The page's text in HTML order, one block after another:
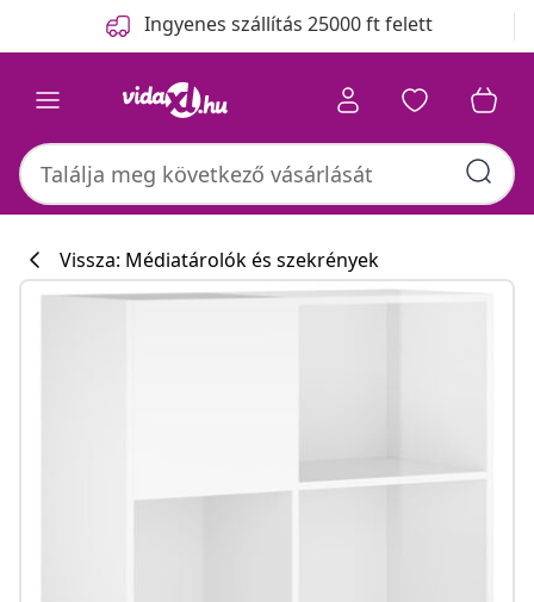
Ingyenes szállítás 25000 ft felett
Vissza: Médiatárolók és szekrények